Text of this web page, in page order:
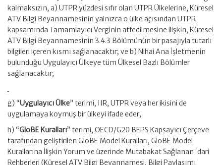
kalmaksızın, a) UTPR yüzdesi sıfır olan UTPR Ülkelerine, Küresel
ATV Bilgi Beyannamesinin yalnızca o ülke açısından UTPR
kapsamında Tamamlayıcı Verginin atfedilmesine ilişkin, Küresel
ATV Bilgi Beyannamesinin 3.4.3 Bölümünün bir pasajıyla tutarlı
bilgileri içeren kısmı sağlanacaktır; ve b) Nihai Ana İşletmenin
bulunduğu Uygulayıcı Ülkeye tüm Ülkesel Bazlı Bölümler
sağlanacaktır;
g) “Uygulayıcı Ülke” terimi, IIR, UTPR veya her ikisini de
uygulamaya koymuş bir ülkeyi ifade eder;
h) “GloBE Kuralları” terimi, OECD/G20 BEPS Kapsayıcı Çerçeve
tarafından geliştirilen GloBE Model Kuralları, GloBE Model
Kurallarına İlişkin Yorum ve üzerinde Mutabakat Sağlanan İdari
Rehberleri (Küresel ATV Bilgi Beyannamesi, Bilgi Paylaşımı